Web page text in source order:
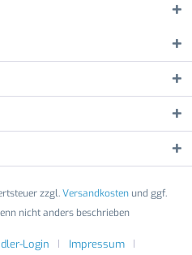
zzgl.Versandkostenund ggf.
nicht anders beschrieben
Login
Impressum